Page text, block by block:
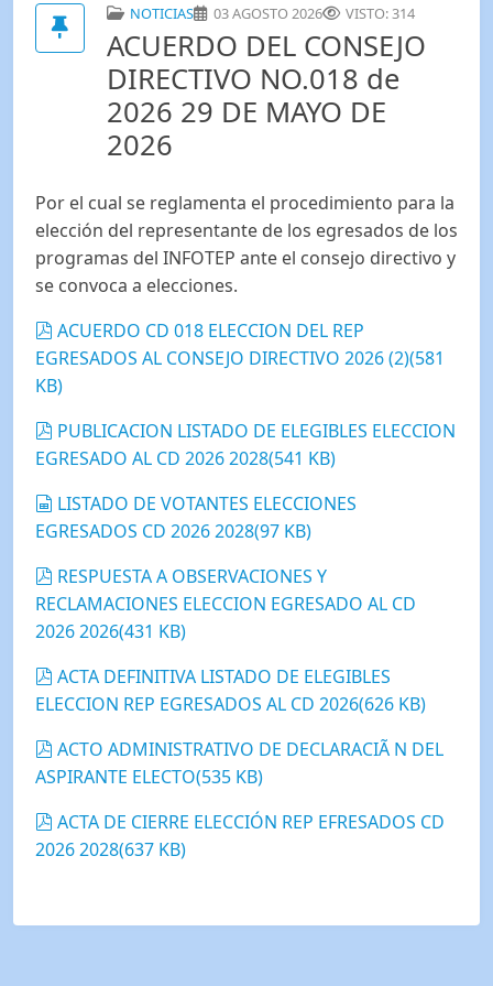
NOTICIAS 03 AGOSTO 2026 VISTO: 314
ACUERDO DEL CONSEJO
DIRECTIVO NO.018 de
2026 29 DE MAYO DE
2026
Por el cual se reglamenta el procedimiento para la
elección del representante de los egresados de los
programas del INFOTEP ante el consejo directivo y
se convoca a elecciones.
pdf
ACUERDO CD 018 ELECCION DEL REP
EGRESADOS AL CONSEJO DIRECTIVO 2026 (2)(581
KB)
pdf
PUBLICACION LISTADO DE ELEGIBLES ELECCION
EGRESADO AL CD 2026 2028(541 KB)
spreadsheet
LISTADO DE VOTANTES ELECCIONES
EGRESADOS CD 2026 2028(97 KB)
pdf
RESPUESTA A OBSERVACIONES Y
RECLAMACIONES ELECCION EGRESADO AL CD
2026 2026(431 KB)
pdf
ACTA DEFINITIVA LISTADO DE ELEGIBLES
ELECCION REP EGRESADOS AL CD 2026(626 KB)
pdf
ACTO ADMINISTRATIVO DE DECLARACIÃ N DEL
ASPIRANTE ELECTO(535 KB)
pdf
ACTA DE CIERRE ELECCIÓN REP EFRESADOS CD
2026 2028(637 KB)